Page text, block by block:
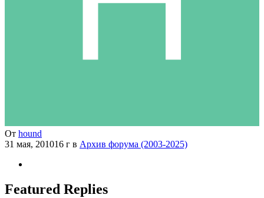
От hound
31 мая, 201016 г в Архив форума (2003-2025)
Featured Replies